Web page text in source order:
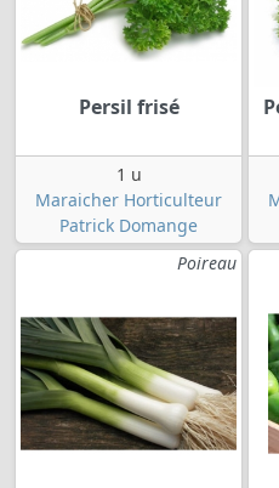
Persil frisé
1 u
Maraicher Horticulteur
Patrick Domange
Poireau